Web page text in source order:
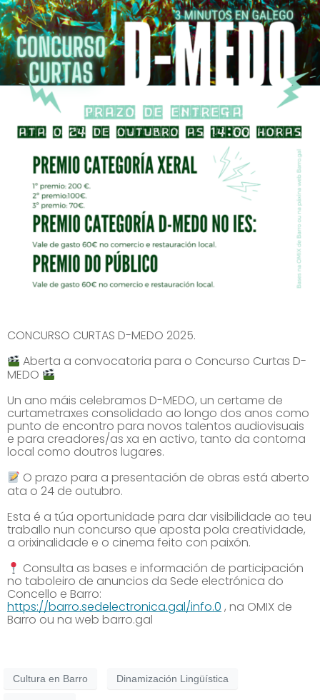
CONCURSO CURTAS D-MEDO 2025.
Aberta a convocatoria para o Concurso Curtas D-
MEDO
Un ano máis celebramos D-MEDO, un certame de
curtametraxes consolidado ao longo dos anos como
punto de encontro para novos talentos audiovisuais
e para creadores/as xa en activo, tanto da contorna
local como doutros lugares.
O prazo para a presentación de obras está aberto
ata o 24 de outubro.
Esta é a túa oportunidade para dar visibilidade ao teu
traballo nun concurso que aposta pola creatividade,
a orixinalidade e o cinema feito con paixón.
Consulta as bases e información de participación
no taboleiro de anuncios da Sede electrónica do
Concello e Barro:
https://barro.sedelectronica.gal/info.0 , na OMIX de
Barro ou na web barro.gal
Cultura en Barro Dinamización Lingüística